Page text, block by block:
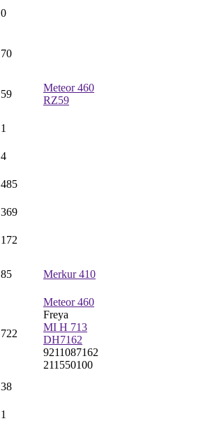
0
70
59
Meteor 460
RZ59
1
4
485
369
172
85 Merkur 410
722
Meteor 460
Freya
MI H 713
DH7162
9211087162
211550100
38
1